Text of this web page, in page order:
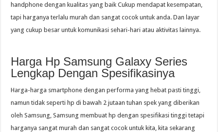
handphone dengan kualitas yang baik Cukup mendapat kesempatan,
tapi harganya terlalu murah dan sangat cocok untuk anda. Dan layar
yang cukup besar untuk komunikasi sehari-hari atau aktivitas lainnya.
Harga Hp Samsung Galaxy Series
Lengkap Dengan Spesifikasinya
Harga-harga smartphone dengan performa yang hebat pasti tinggi,
namun tidak seperti hp di bawah 2 jutaan tuhan spek yang diberikan
oleh Samsung, Samsung membuat hp dengan spesifikasi tinggi tetapi
harganya sangat murah dan sangat cocok untuk kita, kita sekarang